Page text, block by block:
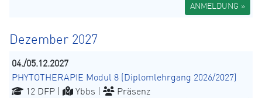
ANMELDUNG »
Dezember 2027
04./05.12.2027
PHYTOTHERAPIE Modul 8 (Diplomlehrgang 2026/2027)
12 DFP |
Ybbs | Präsenz